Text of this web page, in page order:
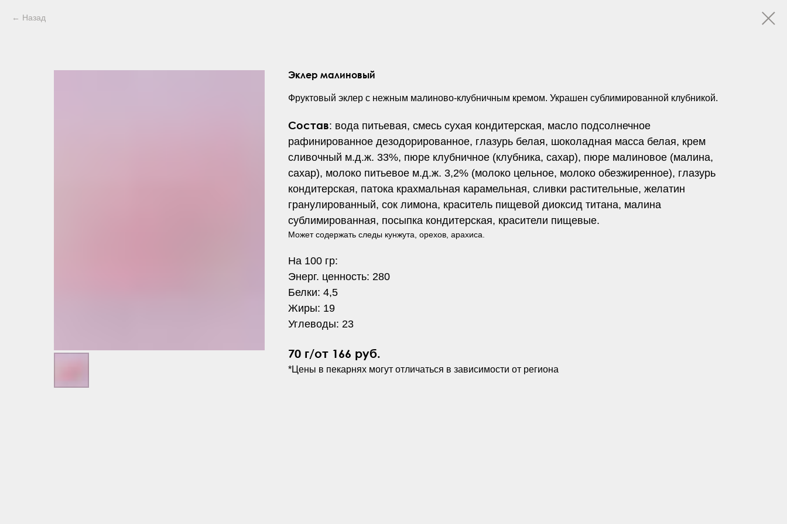
Назад
Эклер малиновый
Фруктовый эклер с нежным малиново-клубничным кремом. Украшен сублимированной клубникой.
Состав: вода питьевая, смесь сухая кондитерская, масло подсолнечное
рафинированное дезодорированное, глазурь белая, шоколадная масса белая, крем
сливочный м.д.ж. 33%, пюре клубничное (клубника, сахар), пюре малиновое (малина,
сахар), молоко питьевое м.д.ж. 3,2% (молоко цельное, молоко обезжиренное), глазурь
кондитерская, патока крахмальная карамельная, сливки растительные, желатин
гранулированный, сок лимона, краситель пищевой диоксид титана, малина
сублимированная, посыпка кондитерская, красители пищевые.
Может содержать следы кунжута, орехов, арахиса.
На 100 гр:
Энерг. ценность: 280
Белки: 4,5
Жиры: 19
Углеводы: 23
70 г/от 166 руб.
*Цены в пекарнях могут отличаться в зависимости от региона